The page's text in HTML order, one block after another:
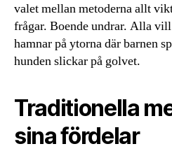
valet mellan metoderna allt
frågar. Boende undrar. Alla
hamnar på ytorna där barnen
hunden slickar på golvet.
Traditionella
sina fördelar